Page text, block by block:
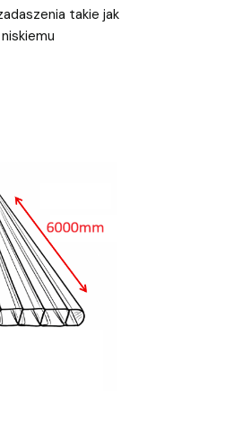
takie jak